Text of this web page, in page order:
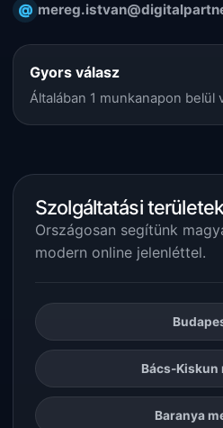
@
Gyors válasz
Általában 1 munkanapon belül
Szolgáltatási
Országosan segítünk
modern online jelenléttel.
Bács-Kiskun
Baranya